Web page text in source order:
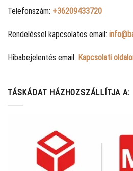
Telefonszám: +36209433720
Rendeléssel kapcsolatos email:
Hibabejelentés email: Kapcsolati
TÁSKÁDAT HÁZHOZSZÁLLÍTJA A: